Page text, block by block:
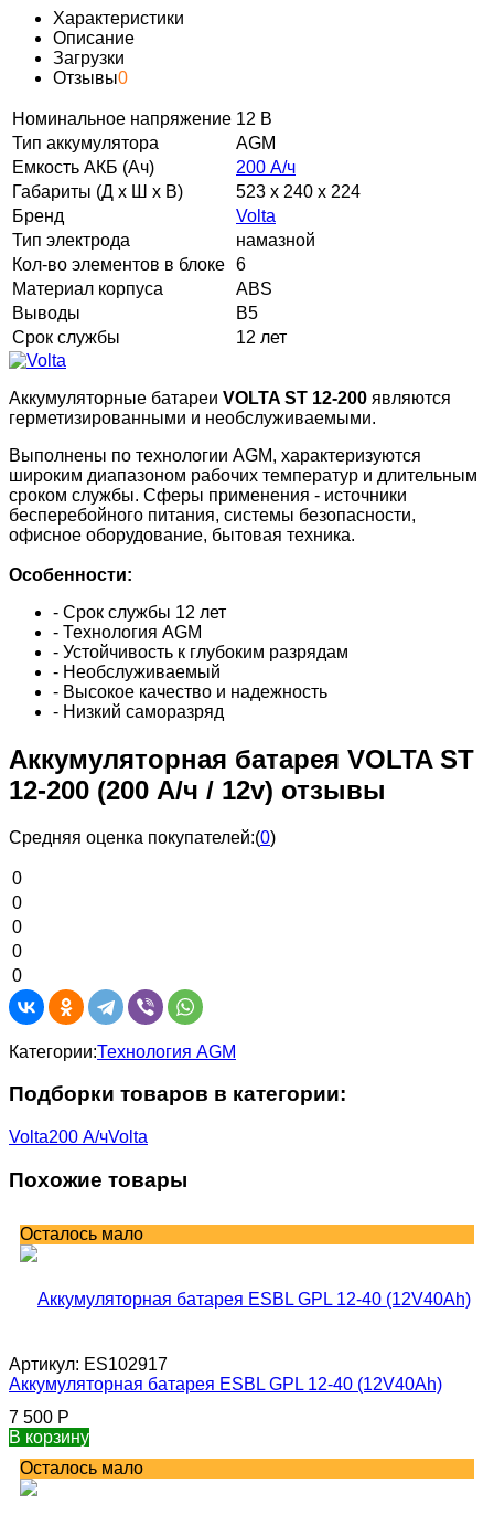
Характеристики
Описание
Загрузки
Отзывы0
Номинальное напряжение 12 В
Тип аккумулятора
AGM
Емкость АКБ (Ач)
200 А/ч
Габариты (Д х Ш х В)
523 х 240 х 224
Бренд
Volta
Тип электрода
намазной
Кол-во элементов в блоке 6
Материал корпуса
ABS
Выводы
B5
Срок службы
12 лет
Аккумуляторные батареи VOLTA ST 12-200 являются
герметизированными и необслуживаемыми.
Выполнены по технологии AGM, характеризуются
широким диапазоном рабочих температур и длительным
сроком службы. Сферы применения - источники
бесперебойного питания, системы безопасности,
офисное оборудование, бытовая техника.
Особенности:
- Срок службы 12 лет
- Технология AGM
- Устойчивость к глубоким разрядам
- Необслуживаемый
- Высокое качество и надежность
- Низкий саморазряд
Аккумуляторная батарея VOLTA ST
12-200 (200 А/ч / 12v) отзывы
Средняя оценка покупателей:(0)
0
0
0
0
0
Категории:Технология AGM
Подборки товаров в категории:
Volta200 А/чVolta
Похожие товары
Осталось мало
Артикул: ES102917
Аккумуляторная батарея ESBL GPL 12-40 (12V40Ah)
7 500 Р
В корзину
Осталось мало